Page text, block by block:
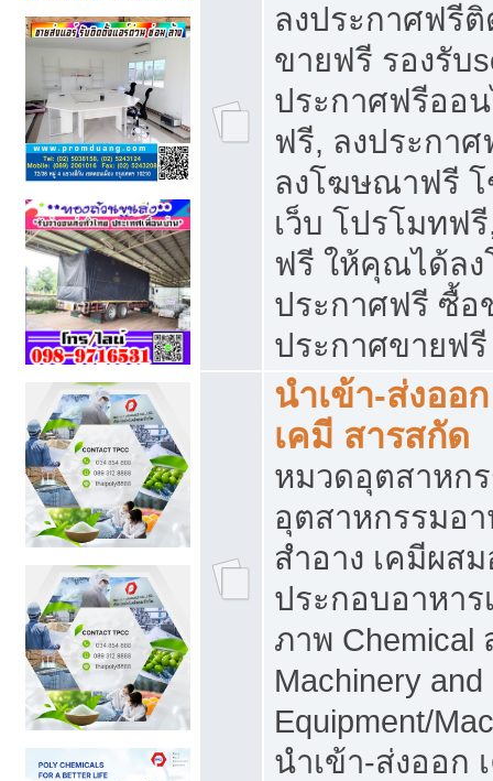
ลงประกาศฟรีติ
ขายฟรี รองรับ
ประกาศฟรีออ
ฟรี, ลงประกา
ลงโฆษณาฟรี
เว็บ โปรโมทฟ
ฟรี ให้คุณได้ล
ประกาศฟรี ซื้อ
ประกาศขายฟรี
นำเข้า-ส่งออ
เคมี สารสกัด
หมวดอุตสาหก
อุตสาหกรรมอา
สำอาง เคมีผส
ประกอบอาหาร
ภาพ Chemical
Machinery
Equipment/
นำเข้า-ส่งออก